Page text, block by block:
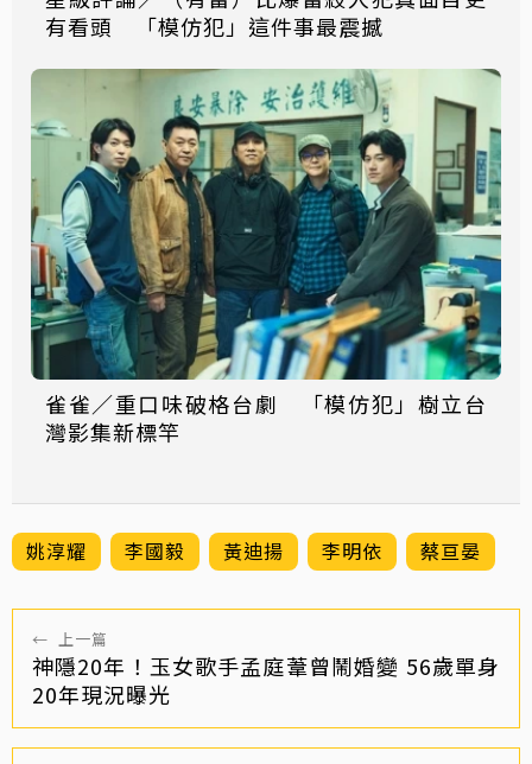
有看頭 「模仿犯」這件事最震撼
雀雀／重口味破格台劇 「模仿犯」樹立台
灣影集新標竿
姚淳耀 李國毅 黃迪揚 李明依 蔡亘晏
← 上一篇
神隱20年！玉女歌手孟庭葦曾鬧婚變 56歲單身
20年現況曝光